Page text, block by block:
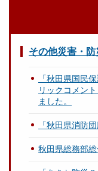
その他災害・
「秋田県国民
リックコメン
ました。
「秋田県消防
秋田県総務部